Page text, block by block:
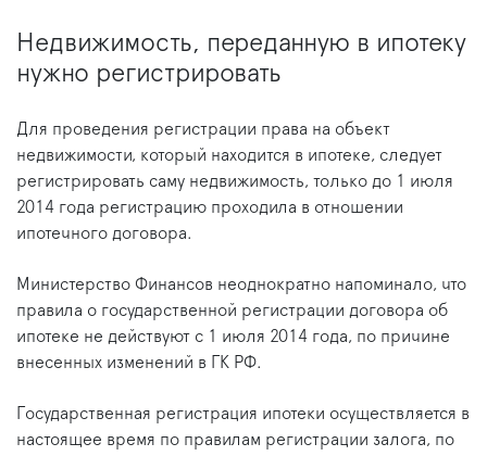
Недвижимость, переданную в ипотеку
нужно регистрировать
Для проведения регистрации права на объект
недвижимости, который находится в ипотеке, следует
регистрировать саму недвижимость, только до 1 июля
2014 года регистрацию проходила в отношении
ипотечного договора.
Министерство Финансов неоднократно напоминало, что
правила о государственной регистрации договора об
ипотеке не действуют с 1 июля 2014 года, по причине
внесенных изменений в ГК РФ.
Государственная регистрация ипотеки осуществляется в
настоящее время по правилам регистрации залога, по